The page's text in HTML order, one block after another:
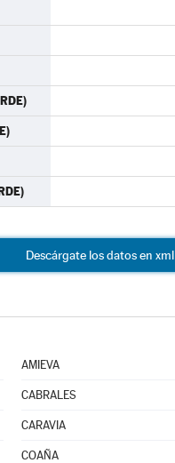
Descárgate los datos en xml
AMIEVA
CABRALES
CARAVIA
COAÑA